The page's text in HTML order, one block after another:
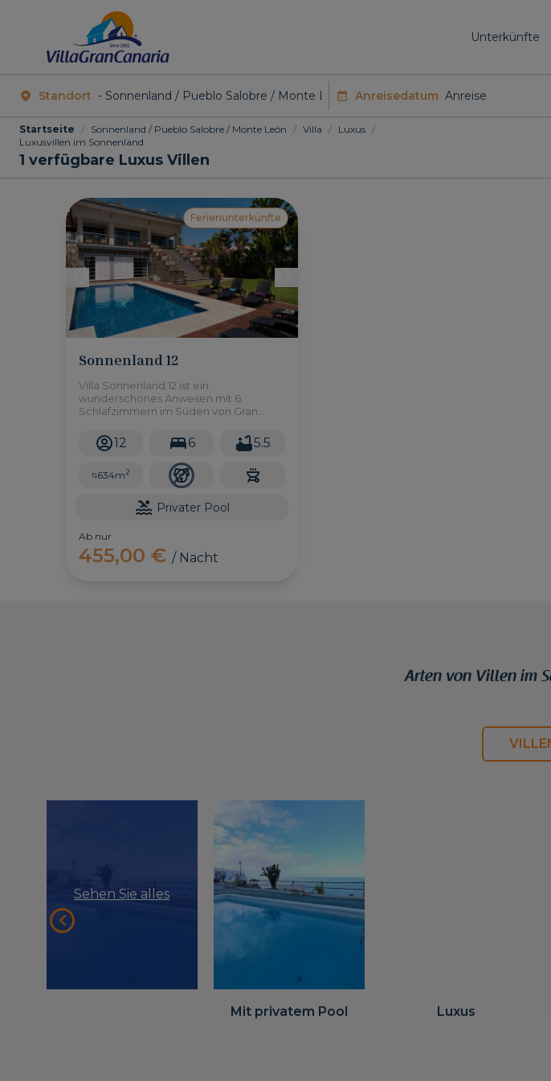
Unterkünfte
Standort Anreisedatum
Startseite / Sonnenland / Pueblo Salobre / Monte León / Villa / Luxus /
Luxusvillen im Sonnenland
1 verfügbare Luxus Villen
Ferienunterkünfte
Sonnenland 12
Villa Sonnenland 12 ist ein
wunderschönes Anwesen mit 6
Schlafzimmern im Süden von Gran
beherbergen kann. Es besitzt einen
großen privaten Swimmingpool und
einen großen Garten.
12 6 5.5
634m2
Privater Pool
Ab nur
455,00 € / Nacht
Arten von Villen im
Sehen Sie alles
Mit privatem Pool Luxus